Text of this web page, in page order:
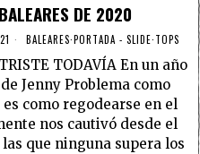
DE 2020
BALEARES·PORTADA - SLIDE·TOPS
TODAVÍA En un año
Jenny Problema como
como regodearse en el
nos cautivó desde el
que ninguna supera los